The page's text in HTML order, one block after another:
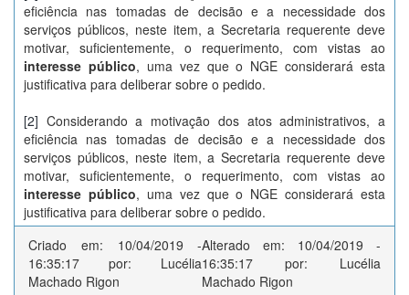
eficiência nas tomadas de decisão e a necessidade dos
serviços públicos, neste item, a Secretaria requerente deve
motivar, suficientemente, o requerimento, com vistas ao
interesse público, uma vez que o NGE considerará esta
justificativa para deliberar sobre o pedido.
[2] Considerando a motivação dos atos administrativos, a
eficiência nas tomadas de decisão e a necessidade dos
serviços públicos, neste item, a Secretaria requerente deve
motivar, suficientemente, o requerimento, com vistas ao
interesse público, uma vez que o NGE considerará esta
justificativa para deliberar sobre o pedido.
Criado em: 10/04/2019 -
16:35:17 por: Lucélia
Machado Rigon
Alterado em: 10/04/2019 -
16:35:17 por: Lucélia
Machado Rigon